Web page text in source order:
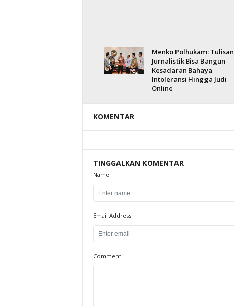
Menko Polhukam: Tulisan
Jurnalistik Bisa Bangun
Kesadaran Bahaya
Intoleransi Hingga Judi
Online
KOMENTAR
TINGGALKAN KOMENTAR
Name
Email Address
Comment